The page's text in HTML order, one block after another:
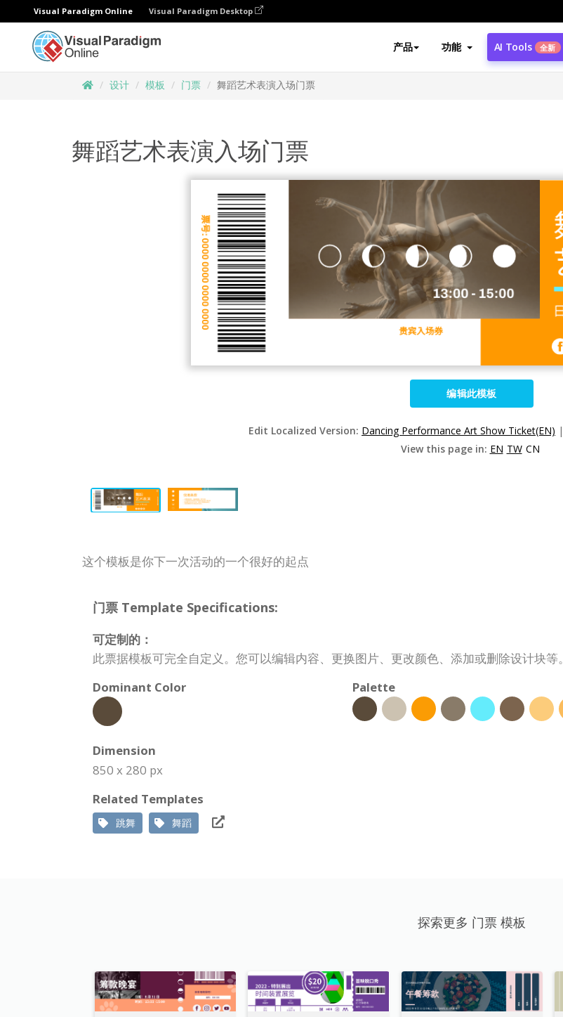
Visual Paradigm Online Visual Paradigm Desktop
产品 功能 AI Tools 全新
设计 模板 门票 舞蹈艺术表演入场门票
舞蹈艺术表演入场门票
编辑此模板
Edit Localized Version: Dancing Performance Art Show Ticket(EN) |
View this page in: EN TW CN
这个模板是你下一次活动的一个很好的起点
门票 Template Specifications:
可定制的：
此票据模板可完全自定义。您可以编辑内容、更换图片、更改颜色、添加或删除设计块等。
Dominant Color
Palette
Dimension
850 x 280 px
Related Templates
跳舞 舞蹈
探索更多 门票 模板